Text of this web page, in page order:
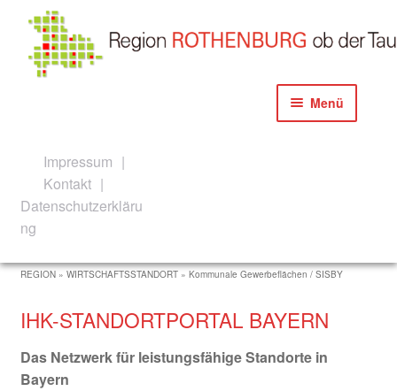
Menü
Akteure der Konzeption und Umsetzung
Newsletter Anmeldung
Allgemeine Informationen
Impressum
Kontakt
Datenschutzerkläru
ng
REGION » WIRTSCHAFTSSTANDORT » Kommunale Gewerbeflächen / SISBY
IHK-STANDORTPORTAL BAYERN
Das Netzwerk für leistungsfähige Standorte in
Bayern